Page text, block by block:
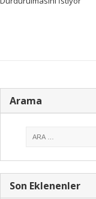
Arama
Son Eklenenler